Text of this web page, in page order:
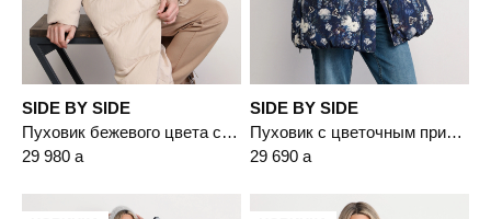
SIDE BY SIDE
Пуховик бежевого цвета с капюшоном
29 980 a
SIDE BY SIDE
Пуховик с цветочным принтом синего цвета с капюшоном
29 690 a